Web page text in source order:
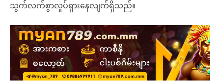
သွက်လက်စွာလှုပ်ရှားနေလျက်ရှိသည်။